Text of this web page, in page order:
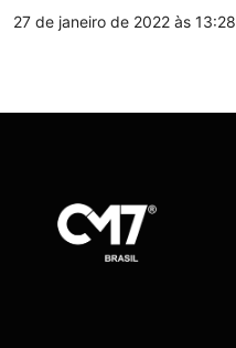
27 de janeiro de 2022 às 13:28